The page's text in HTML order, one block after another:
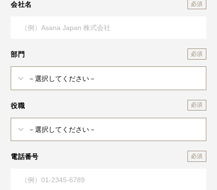
会社名
部門
役職
電話番号